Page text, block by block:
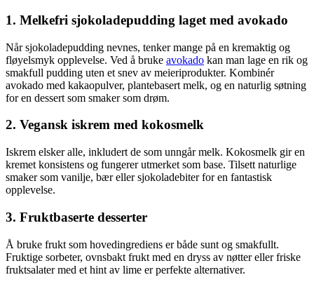
1. Melkefri sjokoladepudding laget med avokado
Når sjokoladepudding nevnes, tenker mange på en kremaktig og
fløyelsmyk opplevelse. Ved å bruke avokado kan man lage en rik og
smakfull pudding uten et snev av meieriprodukter. Kombinér
avokado med kakaopulver, plantebasert melk, og en naturlig søtning
for en dessert som smaker som drøm.
2. Vegansk iskrem med kokosmelk
Iskrem elsker alle, inkludert de som unngår melk. Kokosmelk gir en
kremet konsistens og fungerer utmerket som base. Tilsett naturlige
smaker som vanilje, bær eller sjokoladebiter for en fantastisk
opplevelse.
3. Fruktbaserte desserter
Å bruke frukt som hovedingrediens er både sunt og smakfullt.
Fruktige sorbeter, ovnsbakt frukt med en dryss av nøtter eller friske
fruktsalater med et hint av lime er perfekte alternativer.